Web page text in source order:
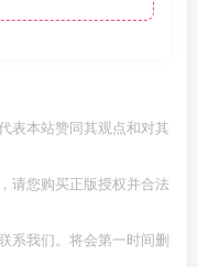
表本站赞同其观点和对其
请您购买正版授权并合法
系我们。将会第一时间删